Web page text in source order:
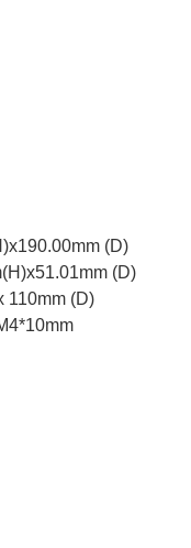
(D)
(D)
110mm (D)